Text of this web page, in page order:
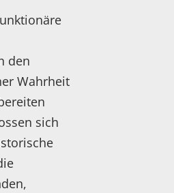
den
Wahrheit
sich